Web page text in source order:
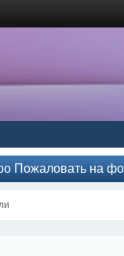
Пожаловать на